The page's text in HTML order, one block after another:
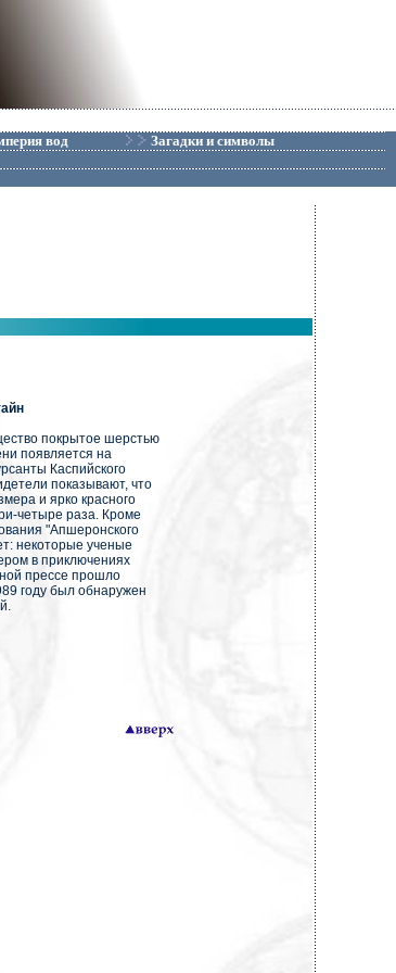
вод
Загадки и символы
покрытое шерстью
появляется на
Каспийского
показывают, что
и ярко красного
четыре раза. Кроме
"Апшеронского
некоторые ученые
в приключениях
прессе прошло
году был обнаружен